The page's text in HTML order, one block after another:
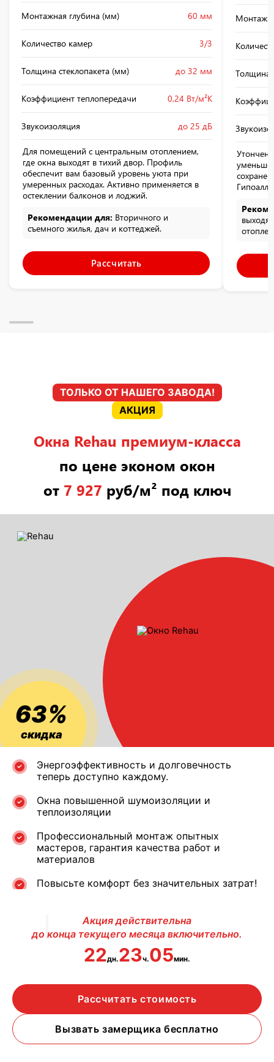
Монтажная глубина (мм) 60 мм
Количество камер 3/3
Толщина стеклопакета (мм) до 32 мм
Коэффициент теплопередачи 0,24 Вт/м²К
Звукоизоляция до 25 дБ
Для помещений с центральным отоплением,
где окна выходят в тихий двор. Профиль
обеспечит вам базовый уровень уюта при
умеренных расходах. Активно применяется в
остеклении балконов и лоджий.
Рекомендации для: Вторичного и
съемного жилья, дач и коттеджей.
Рассчитать
Толщина
АКЦИЯ
ТОЛЬКО ОТ НАШЕГО ЗАВОДА!
Окна Rehau премиум-класса
по цене эконом окон
от 7 927 руб/м² под ключ
63%
скидка
Энергоэффективность и долговечность
теперь доступно каждому.
Окна повышенной шумоизоляции и
теплоизоляции
Профессиональный монтаж опытных
мастеров, гарантия качества работ и
материалов
Повысьте комфорт без значительных затрат!
Акция действительна
до конца текущего месяца включительно.
22дн.23ч.05мин.
Рассчитать стоимость
Вызвать замерщика бесплатно